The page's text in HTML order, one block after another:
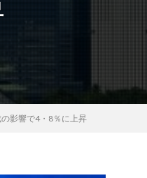
影響で4・8％に上昇